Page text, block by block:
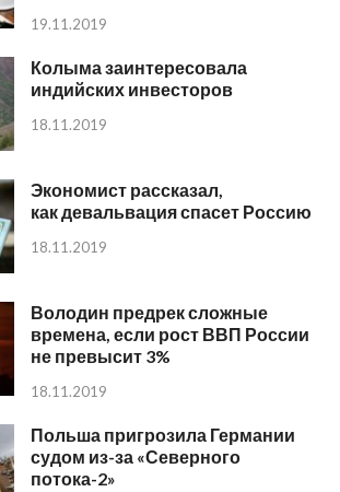
19.11.2019
Колыма заинтересовала
индийских инвесторов
18.11.2019
Экономист рассказал,
как девальвация спасет Россию
18.11.2019
Володин предрек сложные
времена, если рост ВВП России
не превысит 3%
18.11.2019
Польша пригрозила Германии
судом из-за «Северного
потока-2»